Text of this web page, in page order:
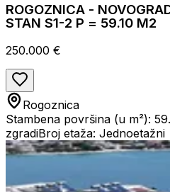
ROGOZNICA -
STAN S1-2 P = 59.10 M2
250.000 €
Rogoznica
Stambena površina (u m²):
zgradiBroj etaža: Jednoetažni